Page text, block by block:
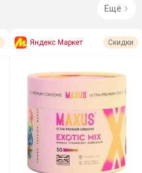
Ещё
Яндекс Маркет Скидки